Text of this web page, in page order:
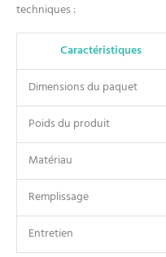
techniques :
Caractéristiques
Dimensions du paquet
Poids du produit
Matériau
Remplissage
Entretien